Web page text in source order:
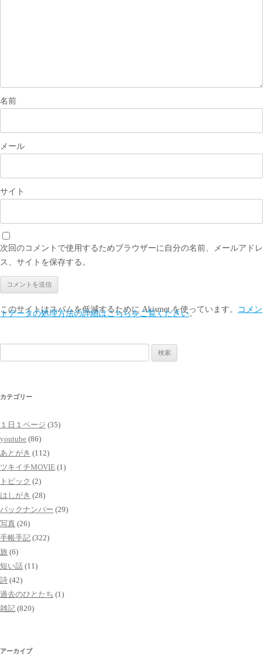
名前
メール
サイト
次回のコメントで使用するためブラウザーに自分の名前、メールアドレ
ス、サイトを保存する。
このサイトはスパムを低減するために Akismet を使っています。 コメン
トデータの処理方法の詳細はこちらをご覧ください。
索:
カテゴリー
１日１ページ (35)
youtube (86)
あとがき (112)
ツキイチMOVIE (1)
トピック (2)
はしがき (28)
バックナンバー (29)
写真 (26)
手帳手記 (322)
旅 (6)
短い話 (11)
詩 (42)
過去のひとたち (1)
雑記 (820)
アーカイブ